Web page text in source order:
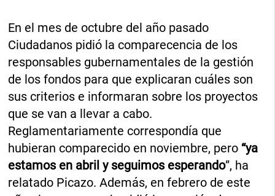
En el mes de octubre del año pasado
Ciudadanos pidió la comparecencia de los
responsables gubernamentales de la gestión
de los fondos para que explicaran cuáles son
sus criterios e informaran sobre los proyectos
que se van a llevar a cabo.
Reglamentariamente correspondía que
hubieran comparecido en noviembre, pero “ya
estamos en abril y seguimos esperando”, ha
relatado Picazo. Además, en febrero de este